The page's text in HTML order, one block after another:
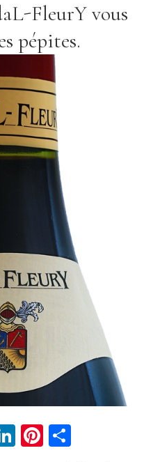
FleurY vous
pépites.
LinkedIn
Pinterest